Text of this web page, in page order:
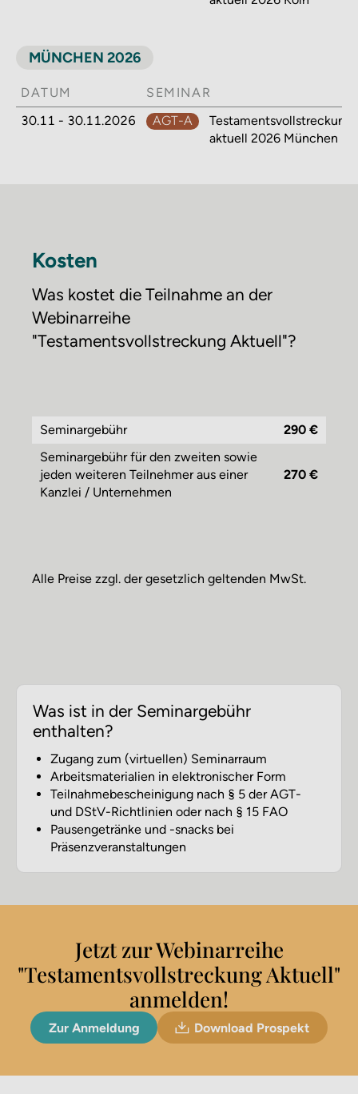
MÜNCHEN 2026
DATUM
SEMINAR
30.11 - 30.11.2026
AGT-A
Testamentsvollstreckung
aktuell 2026 München
Kosten
Was kostet die Teilnahme an der
Webinarreihe
"Testamentsvollstreckung Aktuell"?
Seminargebühr
290 €
Seminargebühr für den zweiten sowie
jeden weiteren Teilnehmer aus einer
Kanzlei / Unternehmen
270 €
Alle Preise zzgl. der gesetzlich geltenden MwSt.
Was ist in der Seminargebühr
enthalten?
Zugang zum (virtuellen) Seminarraum
Arbeitsmaterialien in elektronischer Form
Teilnahmebescheinigung nach § 5 der AGT-
und DStV-Richtlinien oder nach § 15 FAO
Pausengetränke und -snacks bei
Präsenzveranstaltungen
Jetzt zur Webinarreihe
"Testamentsvollstreckung Aktuell"
anmelden!
Zur Anmeldung Download Prospekt